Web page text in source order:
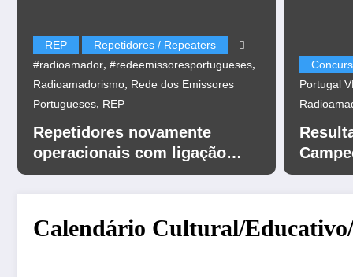
REP
Repetidores / Repeaters
#radioamador, #redeemissoresportugueses,
Radioamadorismo, Rede dos Emissores
Portugueses, REP
Repetidores novamente
operacionais com ligação
EchoLink
Portugal
UHF
Calendário Cultural/